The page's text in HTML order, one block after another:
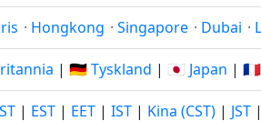
· Hongkong · Singapore · Dubai ·
| 🇩🇪 Tyskland | 🇯🇵 Japan |
| EST | EET | IST | Kina (CST) | JST |